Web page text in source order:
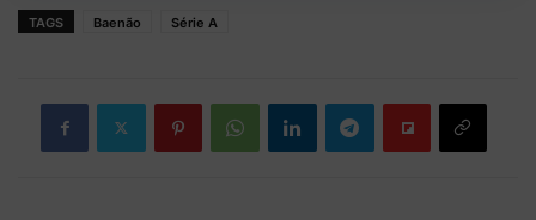
TAGS Baenão Série A